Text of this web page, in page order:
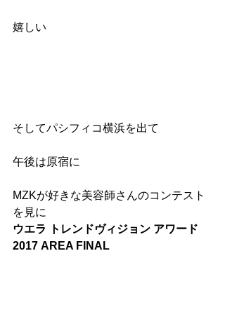
嬉しい
そしてパシフィコ横浜を出て
午後は原宿に
MZKが好きな美容師さんのコンテスト
を見に
ウエラ トレンドヴィジョン アワード
2017 AREA FINAL